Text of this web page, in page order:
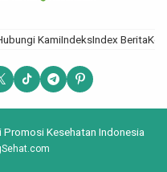
KamiIndeksIndex Berita
Kesehatan Indonesia